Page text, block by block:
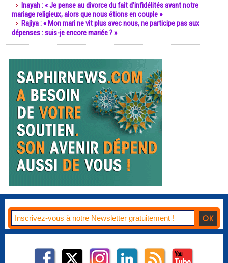
Inayah : « Je pense au divorce du fait d’infidélités avant notre
mariage religieux, alors que nous étions en couple »
Rajiya : « Mon mari ne vit plus avec nous, ne participe pas aux
dépenses : suis-je encore mariée ? »